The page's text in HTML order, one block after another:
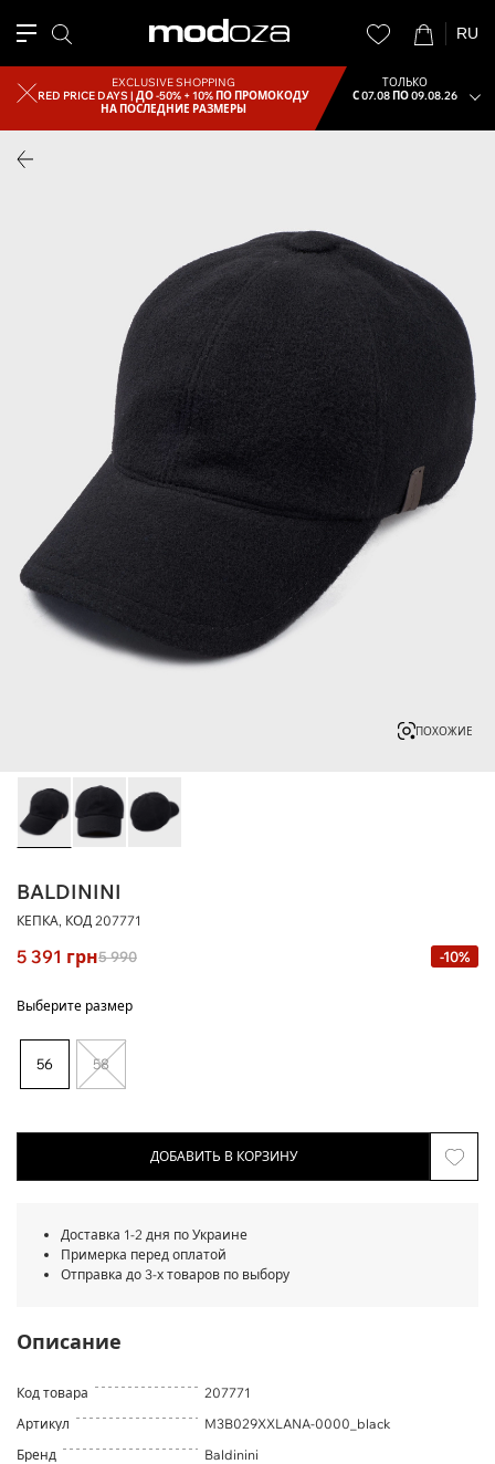
RU
EXCLUSIVE SHOPPING
RED PRICE DAYS |ДО -50% + 10% ПО ПРОМОКОДУ
НА ПОСЛЕДНИЕ РАЗМЕРЫ
ТОЛЬКО
С 07.08 ПО 09.08.26
ПОХОЖИЕ
BALDININI
КЕПКА, КОД 207771
5 391 грн5 990 -10%
Выберите размер
56 58
ДОБАВИТЬ В КОРЗИНУ
Доставка 1-2 дня по Украине
Примерка перед оплатой
Отправка до 3-х товаров по выбору
Описание
Код товара
207771
Артикул
M3B029XXLANA-0000_black
Бренд
Baldinini